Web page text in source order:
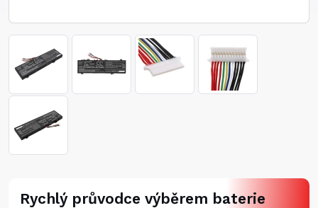
Rychlý průvodce výběrem baterie